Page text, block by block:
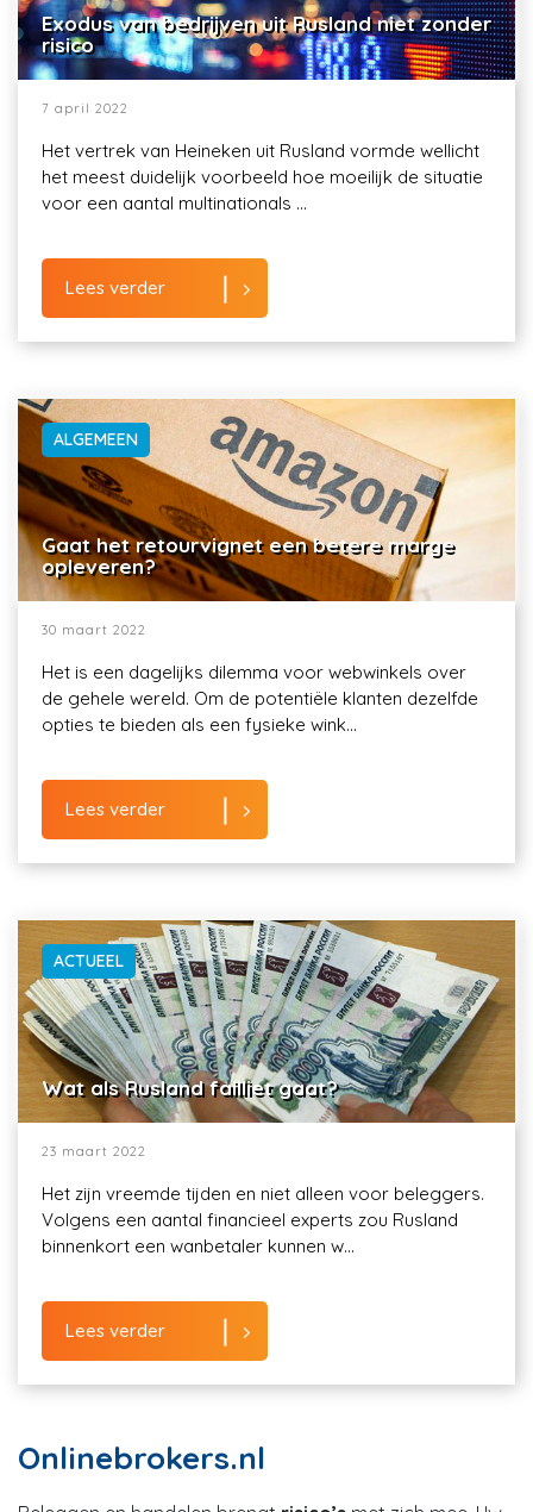
Exodus van bedrijven uit Rusland niet zonder
risico
7 april 2022
Het vertrek van Heineken uit Rusland vormde wellicht
het meest duidelijk voorbeeld hoe moeilijk de situatie
voor een aantal multinationals ...
Lees verder
ALGEMEEN
Gaat het retourvignet een betere marge
opleveren?
30 maart 2022
Het is een dagelijks dilemma voor webwinkels over
de gehele wereld. Om de potentiële klanten dezelfde
opties te bieden als een fysieke wink...
Lees verder
ACTUEEL
Wat als Rusland failliet gaat?
23 maart 2022
Het zijn vreemde tijden en niet alleen voor beleggers.
Volgens een aantal financieel experts zou Rusland
binnenkort een wanbetaler kunnen w...
Lees verder
Onlinebrokers.nl